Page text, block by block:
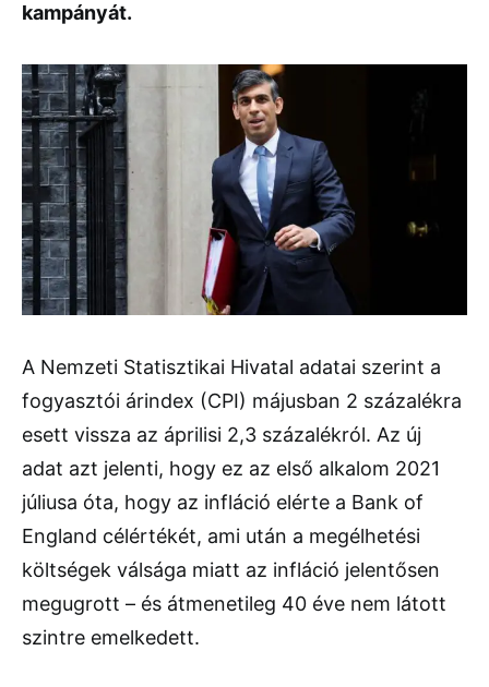
kampányát.
A Nemzeti Statisztikai Hivatal adatai szerint a
fogyasztói árindex (CPI) májusban 2 százalékra
esett vissza az áprilisi 2,3 százalékról. Az új
adat azt jelenti, hogy ez az első alkalom 2021
júliusa óta, hogy az infláció elérte a Bank of
England célértékét, ami után a megélhetési
költségek válsága miatt az infláció jelentősen
megugrott – és átmenetileg 40 éve nem látott
szintre emelkedett.